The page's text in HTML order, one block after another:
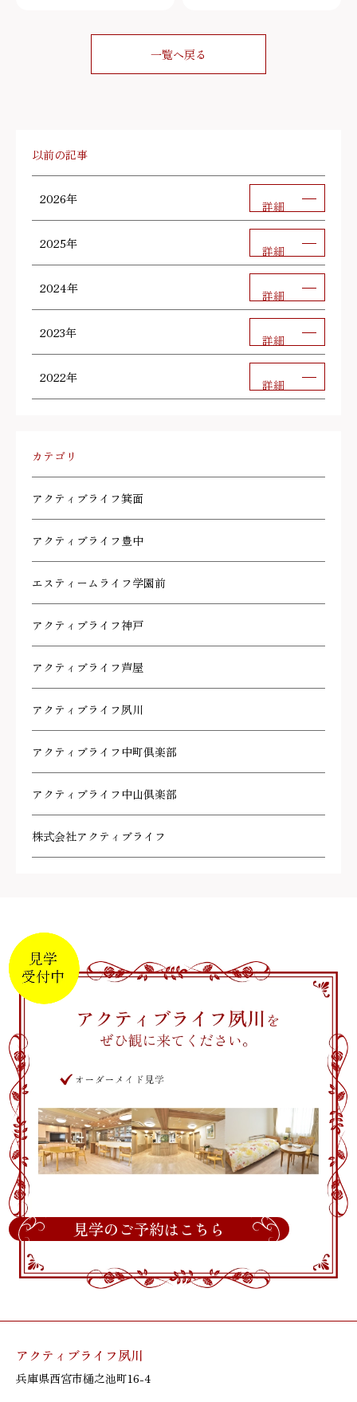
一覧へ戻る
以前の記事
2026年 詳細
2025年 詳細
2024年 詳細
2023年 詳細
2022年 詳細
カテゴリ
アクティブライフ箕面
アクティブライフ豊中
エスティームライフ学園前
アクティブライフ神戸
アクティブライフ芦屋
アクティブライフ夙川
アクティブライフ中町倶楽部
アクティブライフ中山倶楽部
株式会社アクティブライフ
見学のご予約はこちら
アクティブライフ夙川
兵庫県西宮市樋之池町16-4